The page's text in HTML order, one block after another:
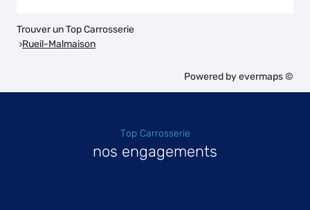
Trouver un Top Carrosserie
Rueil-Malmaison
Powered byevermaps ©
Top Carrosserie
nos engagements